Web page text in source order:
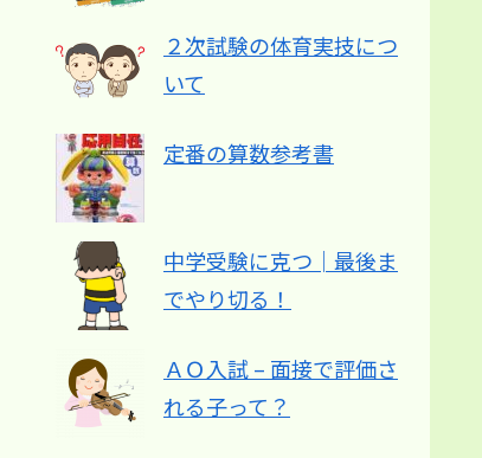
２次試験の体育実技につ
いて
定番の算数参考書
中学受験に克つ│最後ま
でやり切る！
ＡＯ入試 – 面接で評価さ
れる子って？